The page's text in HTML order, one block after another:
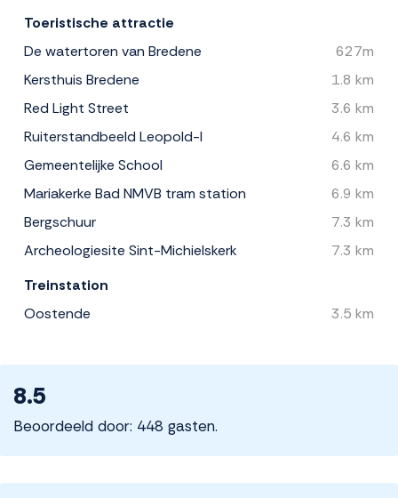
Toeristische attractie
De watertoren van Bredene
627m
Kersthuis Bredene
1.8 km
Red Light Street
3.6 km
Ruiterstandbeeld Leopold-I
4.6 km
Gemeentelijke School
6.6 km
Mariakerke Bad NMVB tram station
6.9 km
Bergschuur
7.3 km
Archeologiesite Sint-Michielskerk
7.3 km
Treinstation
Oostende
3.5 km
8.5
Beoordeeld door: 448 gasten.